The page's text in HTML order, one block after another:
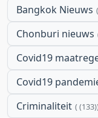
Bangkok Nieuws
Chonburi nieuws
Covid19
Covid19
Criminaliteit (133)